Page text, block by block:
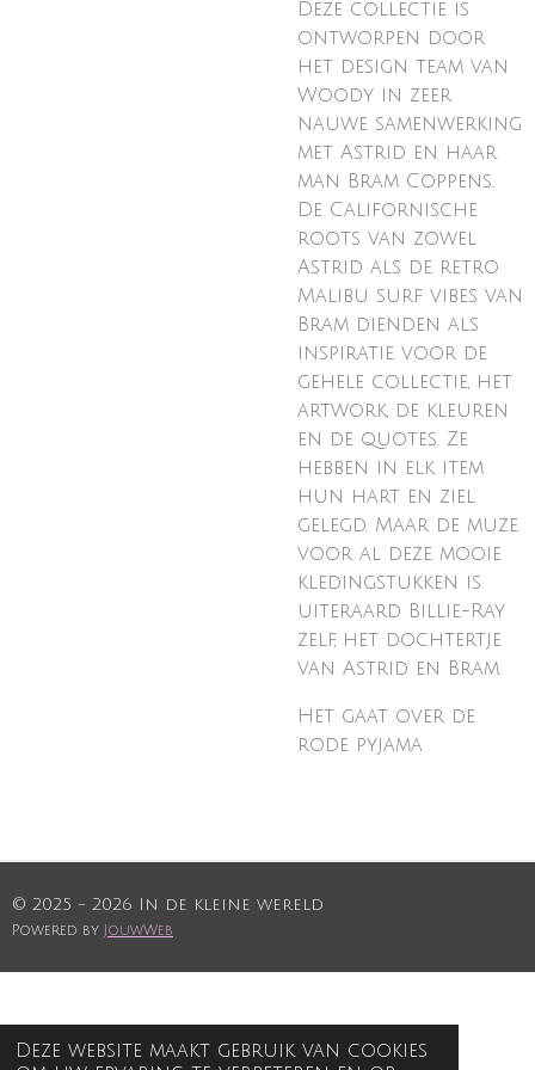
Deze website maakt gebruik van cookies
Deze collectie is
ontworpen door
het design team van
Woody in zeer
nauwe samenwerking
met Astrid en haar
man Bram Coppens.
De Californische
roots van zowel
Astrid als de retro
Malibu surf vibes van
Bram dienden als
inspiratie voor de
gehele collectie, het
artwork, de kleuren
en de quotes. Ze
hebben in elk item
hun hart en ziel
gelegd. Maar de muze
voor al deze mooie
kledingstukken is
uiteraard Billie-Ray
zelf, het dochtertje
van Astrid en Bram.
Het gaat over de
rode pyjama
© 2025 - 2026 In de kleine wereld
Powered by JouwWeb